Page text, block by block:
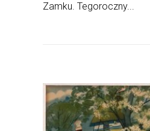
Zamku. Tegoroczny...